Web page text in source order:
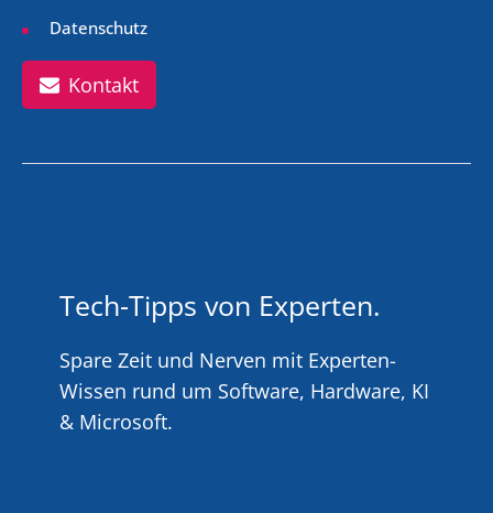
Datenschutz
Kontakt
Tech-Tipps von Experten.
Spare Zeit und Nerven mit Experten-
Wissen rund um Software, Hardware, KI
& Microsoft.